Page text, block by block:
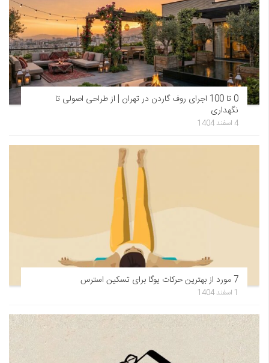
0 تا 100 اجرای روف گاردن در تهران | از طراحی اصولی تا
نگهداری
4 اسفند 1404
7 مورد از بهترین حرکات یوگا برای تسکین استرس
1 اسفند 1404